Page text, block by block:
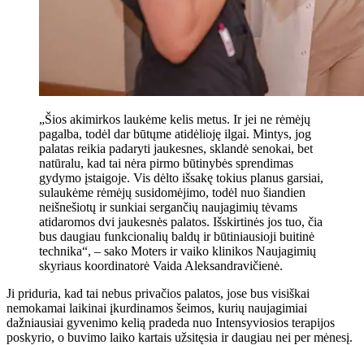
„Šios akimirkos laukėme kelis metus. Ir jei ne rėmėjų
pagalba, todėl dar būtųme atidėlioję ilgai. Mintys, jog
palatas reikia padaryti jaukesnes, sklandė senokai, bet
natūralu, kad tai nėra pirmo būtinybės sprendimas
gydymo įstaigoje. Vis dėlto išsakę tokius planus garsiai,
sulaukėme rėmėjų susidomėjimo, todėl nuo šiandien
neišnešiotų ir sunkiai sergančių naujagimių tėvams
atidaromos dvi jaukesnės palatos. Išskirtinės jos tuo, čia
bus daugiau funkcionalių baldų ir būtiniausioji buitinė
technika“, – sako Moters ir vaiko klinikos Naujagimių
skyriaus koordinatorė Vaida Aleksandravičienė.
Ji priduria, kad tai nebus privačios palatos, jose bus visiškai
nemokamai laikinai įkurdinamos šeimos, kurių naujagimiai
dažniausiai gyvenimo kelią pradeda nuo Intensyviosios terapijos
poskyrio, o buvimo laiko kartais užsitęsia ir daugiau nei per mėnesį.